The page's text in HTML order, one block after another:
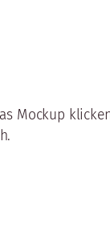
Mockup